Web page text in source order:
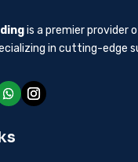
is a premier provider
in cutting-edge